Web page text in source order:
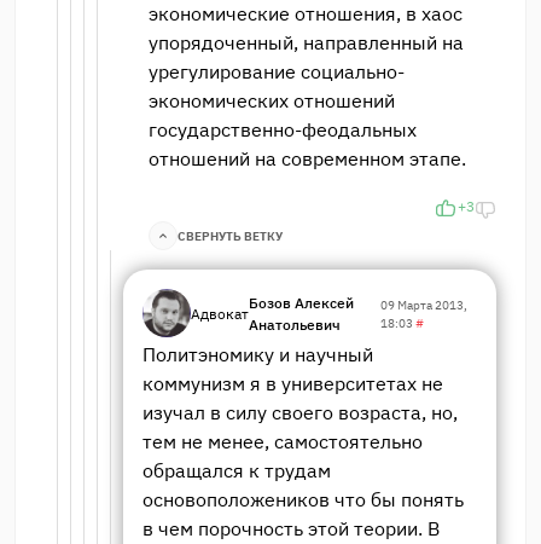
экономические отношения, в хаос
упорядоченный, направленный на
урегулирование социально-
экономических отношений
государственно-феодальных
отношений на современном этапе.
+3
СВЕРНУТЬ ВЕТКУ
Адвокат
Бозов Алексей
Анатольевич
09 Марта 2013,
18:03 #
Политэномику и научный
коммунизм я в университетах не
изучал в силу своего возраста, но,
тем не менее, самостоятельно
обращался к трудам
основоположеников что бы понять
в чем порочность этой теории. В